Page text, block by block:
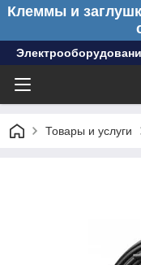
Клеммы и
Товары и услуги